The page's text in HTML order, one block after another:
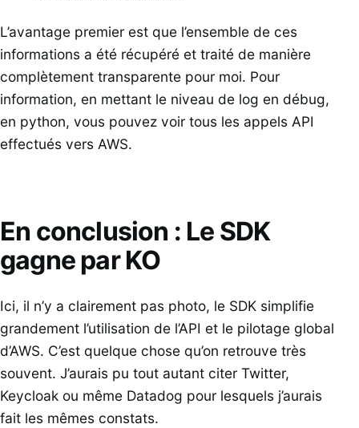
L’avantage premier est que l’ensemble de ces
informations a été récupéré et traité de manière
complètement transparente pour moi. Pour
information, en mettant le niveau de log en débug,
en python, vous pouvez voir tous les appels API
effectués vers AWS.
En conclusion : Le SDK
gagne par KO
Ici, il n’y a clairement pas photo, le SDK simplifie
grandement l’utilisation de l’API et le pilotage global
d’AWS. C’est quelque chose qu’on retrouve très
souvent. J’aurais pu tout autant citer Twitter,
Keycloak ou même Datadog pour lesquels j’aurais
fait les mêmes constats.